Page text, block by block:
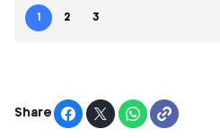
1 2 3
Share